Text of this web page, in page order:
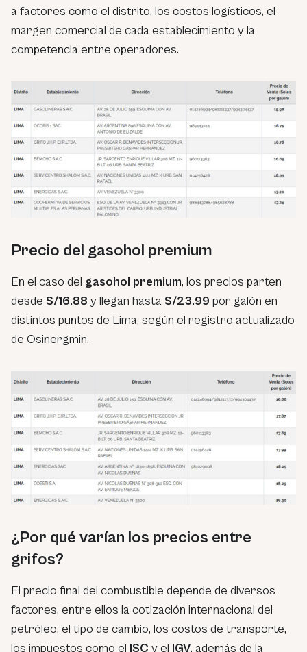
a factores como el distrito, los costos logísticos, el
margen comercial de cada establecimiento y la
competencia entre operadores.
Precio del gasohol premium
En el caso del gasohol premium, los precios parten
desde S/16.88 y llegan hasta S/23.99 por galón en
distintos puntos de Lima, según el registro actualizado
de Osinergmin.
¿Por qué varían los precios entre
grifos?
El precio final del combustible depende de diversos
factores, entre ellos la cotización internacional del
petróleo, el tipo de cambio, los costos de transporte,
los impuestos como el ISC y el IGV, además de la